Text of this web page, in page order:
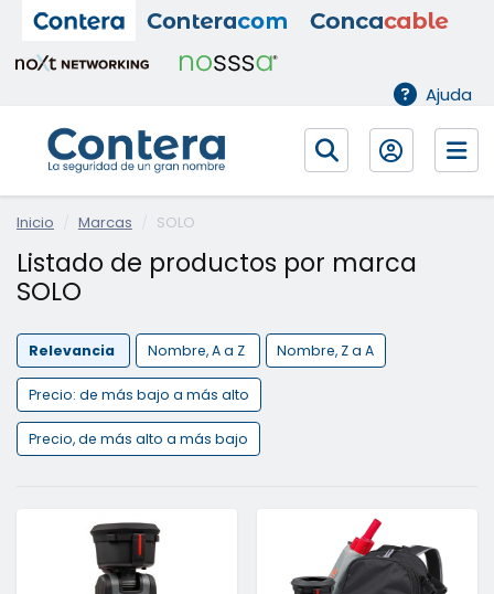
Ajuda
Inicio Marcas SOLO
Listado de productos por marca
SOLO
Relevancia Nombre, A a Z Nombre, Z a A
Precio: de más bajo a más alto
Precio, de más alto a más bajo